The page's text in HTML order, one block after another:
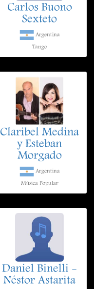
Carlos Buono
Sexteto
Argentina
Tango
Claribel Medina
y Esteban
Morgado
Argentina
Música Popular
Daniel Binelli -
Néstor Astarita